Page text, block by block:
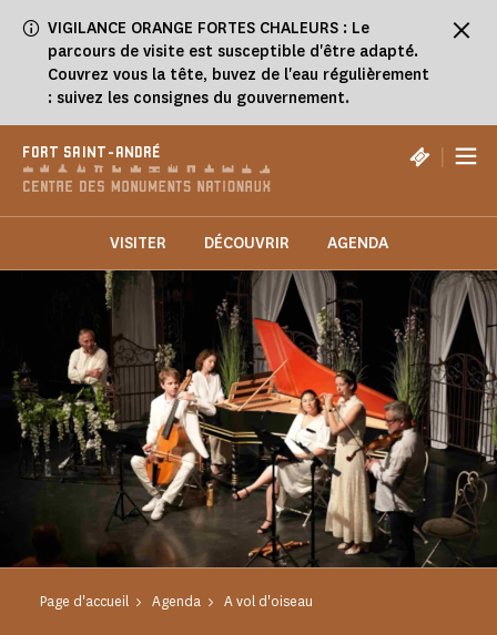
VIGILANCE ORANGE FORTES CHALEURS : Le
parcours de visite est susceptible d'être adapté.
Couvrez vous la tête, buvez de l'eau régulièrement
: suivez les consignes du gouvernement.
FORT SAINT-ANDRÉ |
VISITER DÉCOUVRIR AGENDA
Page d'accueil Agenda A vol d'oiseau